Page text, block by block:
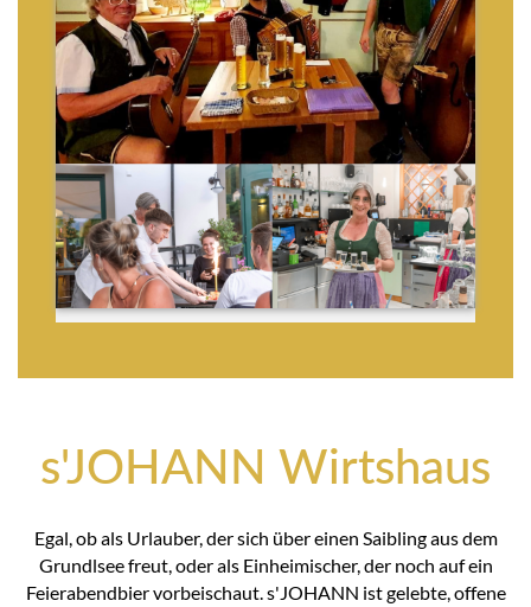
s'JOHANN Wirtshaus
Egal, ob als Urlauber, der sich über einen Saibling aus dem
Grundlsee freut, oder als Einheimischer, der noch auf ein
Feierabendbier vorbeischaut. s'JOHANN ist gelebte, offene